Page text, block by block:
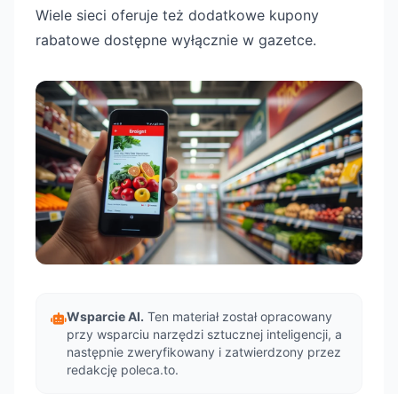
Wiele sieci oferuje też dodatkowe kupony
rabatowe dostępne wyłącznie w gazetce.
Wsparcie AI. Ten materiał został opracowany
przy wsparciu narzędzi sztucznej inteligencji, a
następnie zweryfikowany i zatwierdzony przez
redakcję poleca.to.